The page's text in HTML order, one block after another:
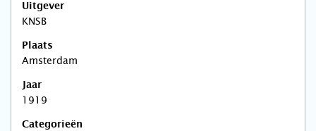
Uitgever
KNSB
Plaats
Amsterdam
Jaar
1919
Categorieën